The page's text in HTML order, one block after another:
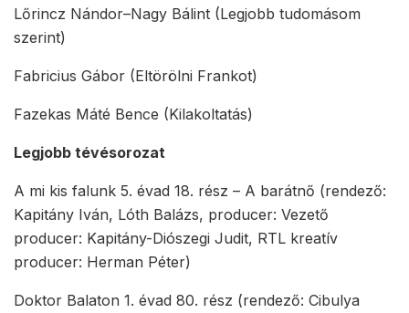
Lőrincz Nándor–Nagy Bálint (Legjobb tudomásom
szerint)
Fabricius Gábor (Eltörölni Frankot)
Fazekas Máté Bence (Kilakoltatás)
Legjobb tévésorozat
A mi kis falunk 5. évad 18. rész – A barátnő (rendező:
Kapitány Iván, Lóth Balázs, producer: Vezető
producer: Kapitány-Diószegi Judit, RTL kreatív
producer: Herman Péter)
Doktor Balaton 1. évad 80. rész (rendező: Cibulya